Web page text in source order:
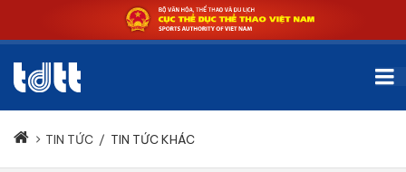
TIN TỨC / TIN TỨC KHÁC